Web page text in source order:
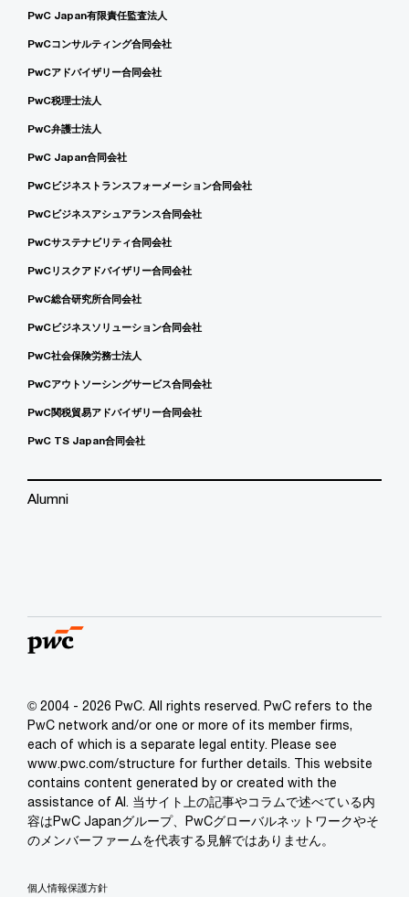
PwC Japan有限責任監査法人
PwCコンサルティング合同会社
PwCアドバイザリー合同会社
PwC税理士法人
PwC弁護士法人
PwC Japan合同会社
PwCビジネストランスフォーメーション合同会社
PwCビジネスアシュアランス合同会社
PwCサステナビリティ合同会社
PwCリスクアドバイザリー合同会社
PwC総合研究所合同会社
PwCビジネスソリューション合同会社
PwC社会保険労務士法人
PwCアウトソーシングサービス合同会社
PwC関税貿易アドバイザリー合同会社
PwC TS Japan合同会社
Alumni
© 2004 - 2026 PwC. All rights reserved. PwC refers to the
PwC network and/or one or more of its member firms,
each of which is a separate legal entity. Please see
www.pwc.com/structure for further details. This website
contains content generated by or created with the
assistance of AI. 当サイト上の記事やコラムで述べている内
容はPwC Japanグループ、PwCグローバルネットワークやそ
のメンバーファームを代表する見解ではありません。
個人情報保護方針